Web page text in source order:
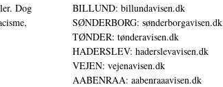
Dog
BILLUND: billundavisen.dk
SØNDERBORG: sønderborgavisen.dk
TØNDER: tønderavisen.dk
HADERSLEV: haderslevavisen.dk
VEJEN: vejenavisen.dk
AABENRAA: aabenraaavisen.dk